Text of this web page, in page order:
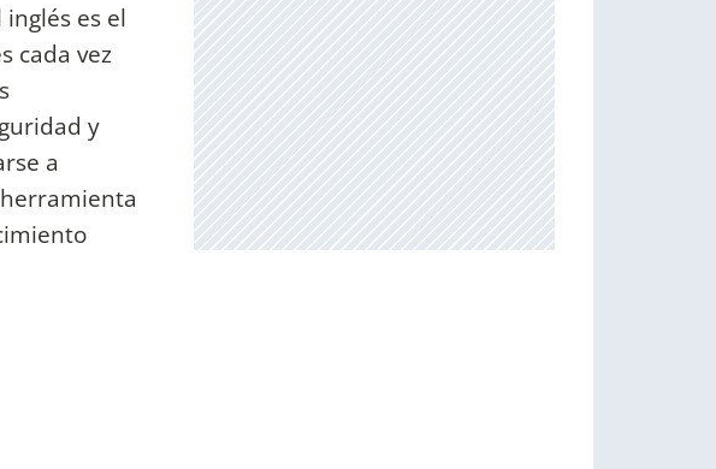
es el
cada vez
y
a